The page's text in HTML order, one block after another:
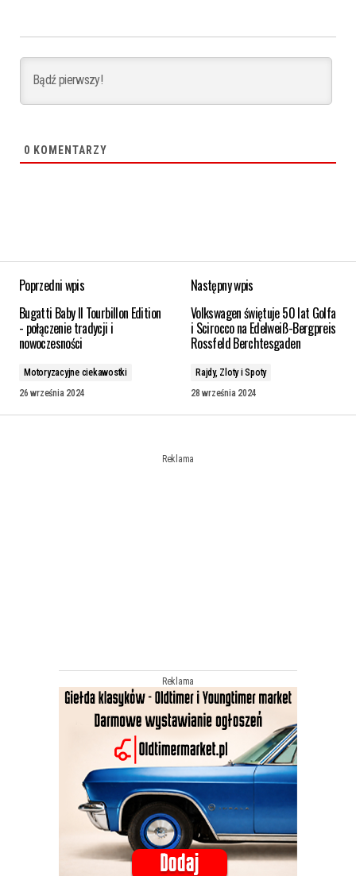
0 KOMENTARZY
Poprzedni wpis
Bugatti Baby II Tourbillon Edition
- połączenie tradycji i
nowoczesności
Motoryzacyjne ciekawostki
26 września 2024
Następny wpis
Volkswagen świętuje 50 lat Golfa
i Scirocco na Edelweiß-Bergpreis
Rossfeld Berchtesgaden
Rajdy, Zloty i Spoty
28 września 2024
Reklama
Reklama